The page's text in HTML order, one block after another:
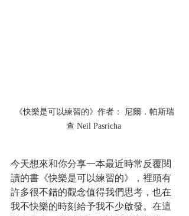
《快樂是可以練習的》作者： 尼爾．帕斯瑞
查 Neil Pasricha
今天想來和你分享一本最近時常反覆閱
讀的書《快樂是可以練習的》，裡頭有
許多很不錯的觀念值得我們思考，也在
我不快樂的時刻給予我不少啟發。在這